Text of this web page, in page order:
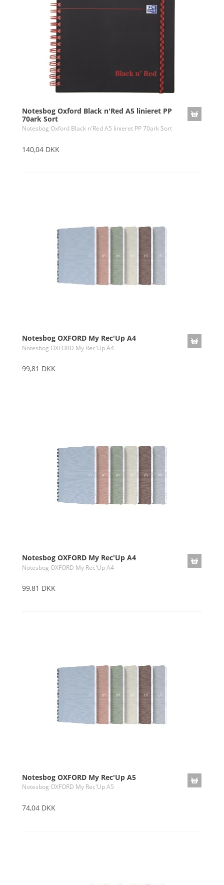
Notesbog Oxford Black n'Red A5 linieret PP
70ark Sort
Notesbog Oxford Black n'Red A5 linieret PP 70ark Sort
140,04 DKK
Notesbog OXFORD My Rec'Up A4
Notesbog OXFORD My Rec'Up A4
99,81 DKK
Notesbog OXFORD My Rec'Up A4
Notesbog OXFORD My Rec'Up A4
99,81 DKK
Notesbog OXFORD My Rec'Up A5
Notesbog OXFORD My Rec'Up A5
74,04 DKK